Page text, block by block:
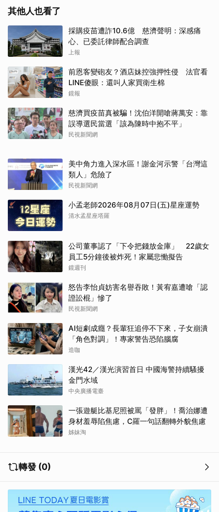
其他人也看了
採購疫苗遭詐10.6億 慈濟聲明：深感痛
心、已委託律師配合調查
上報
前恩客變砲友？酒店妹控強押性侵 法官看
LINE傻眼：還叫人家買衛生棉
鏡報
慈濟買疫苗真被騙！沈伯洋開嗆蔣萬安：靠
誤導選民當選「該為陳時中抱不平」
民視新聞網
美中角力進入深水區！謝金河示警「台灣這
類人」危險了
民視新聞網
小孟老師2026年08月07日(五)星座運勢
清水孟星座塔羅
公司董事認了「下令把錢放金庫」 22歲女
員工5分鐘後被炸死！家屬悲慟擬告
鏡週刊
怒告李怡貞妨害名譽吞敗！黃宥嘉遭嗆「認
證訟棍」慘了
民視新聞網
AI短劇成癮？長輩狂追停不下來，子女崩潰
「角色對調」！專家警告恐陷腦腐
造咖
漢光42／漢光演習首日 中國海警持續騷擾
金門水域
中央廣播電臺
一張遊艇比基尼照被罵「發胖」！喬治娜遭
身材羞辱陷焦慮，C羅一句話翻轉外貌焦慮
姊妹淘
轉發 (0)